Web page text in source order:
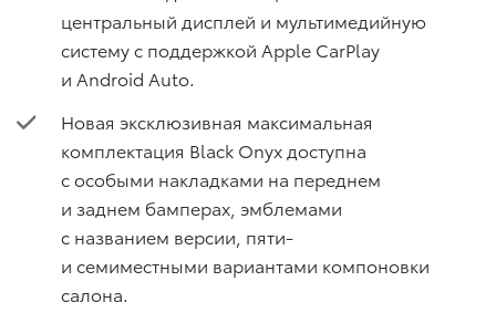
центральный дисплей и мультимедийную
систему с поддержкой Apple CarPlay
и Android Auto.
Новая эксклюзивная максимальная
комплектация Black Onyx доступна
с особыми накладками на переднем
и заднем бамперах, эмблемами
с названием версии, пяти-
и семиместными вариантами компоновки
салона.